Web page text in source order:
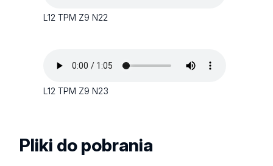
L12 TPM Z9 N22
L12 TPM Z9 N23
Pliki do pobrania